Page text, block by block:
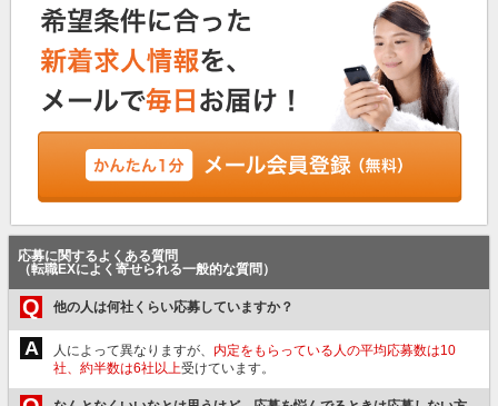
応募に関するよくある質問
（転職EXによく寄せられる一般的な質問）
Q 他の人は何社くらい応募していますか？
A 人によって異なりますが、 内定をもらっている人の平均応募数は10
社、約半数は6社以上受けています。